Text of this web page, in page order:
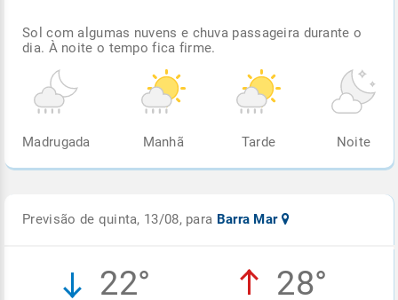
Sol com algumas nuvens e chuva passageira durante o
dia. À noite o tempo fica firme.
Madrugada Manhã Tarde Noite
Previsão de quinta, 13/08, para Barra Mar
22° 28°